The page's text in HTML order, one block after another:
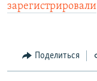
зарегистрировали
Поделиться